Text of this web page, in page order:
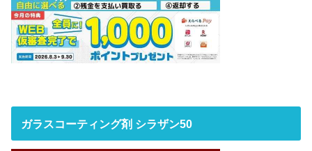
ガラスコーティング剤 シラザン50